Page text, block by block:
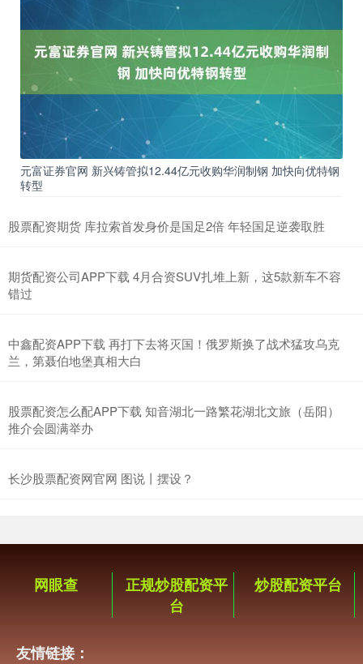
元富证券官网 新兴铸管拟12.44亿元收购华润制钢 加快向优特钢
转型
股票配资期货 库拉索首发身价是国足2倍 年轻国足逆袭取胜
期货配资公司APP下载 4月合资SUV扎堆上新，这5款新车不容
错过
中鑫配资APP下载 再打下去将灭国！俄罗斯换了战术猛攻乌克
兰，第聂伯地堡真相大白
股票配资怎么配APP下载 知音湖北一路繁花湖北文旅（岳阳）
推介会圆满举办
长沙股票配资网官网 图说丨摆设？
网眼查
正规炒股配资平
台
炒股配资平台
友情链接：